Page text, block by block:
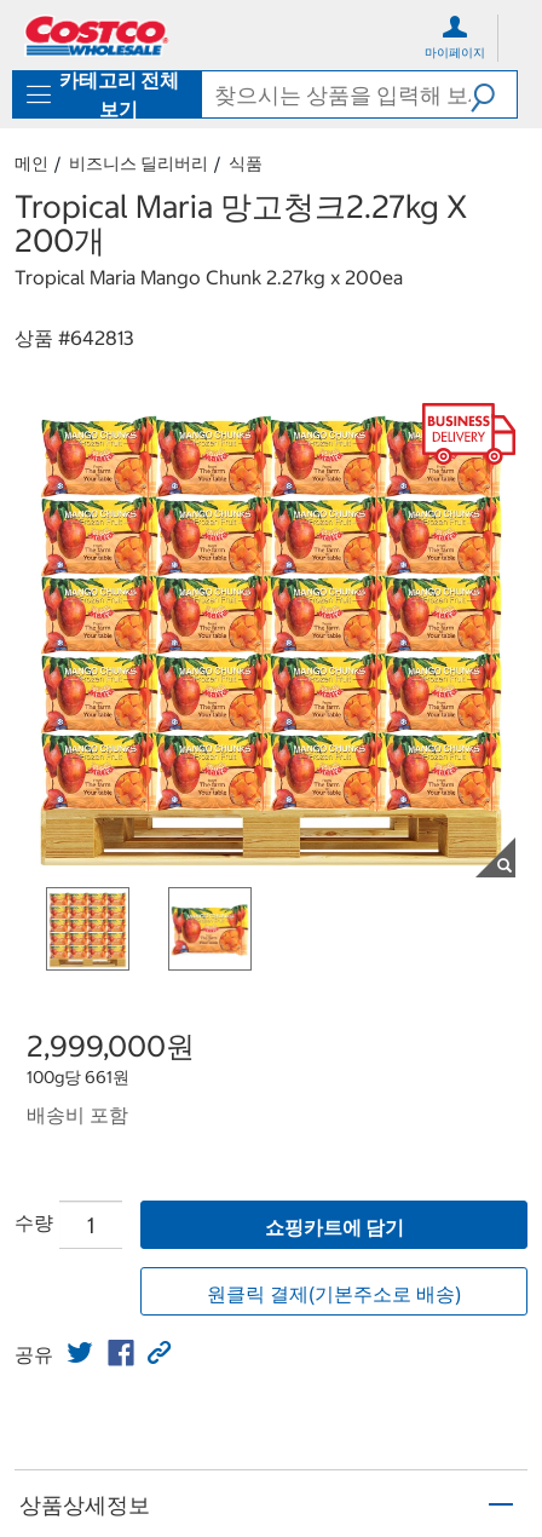
로
기
가
마이페이지
카테고리 전체
보기
메인 비즈니스 딜리버리 식품
Tropical Maria 망고청크2.27kg X
200개
Tropical Maria Mango Chunk 2.27kg x 200ea
상품 #642813
2,999,000원
100g당 661원
배송비 포함
수량 쇼핑카트에 담기
원클릭 결제(기본주소로 배송)
공유
상품상세정보